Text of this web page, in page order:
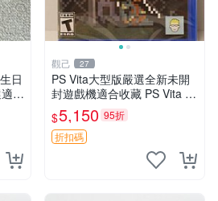
日
合
觀己 27
PS Vita大型版嚴選全新未開
封遊戲機適合收藏 PS Vita 新
型號 家用遊戲機 直營店優選
$5,150 95折
折扣碼